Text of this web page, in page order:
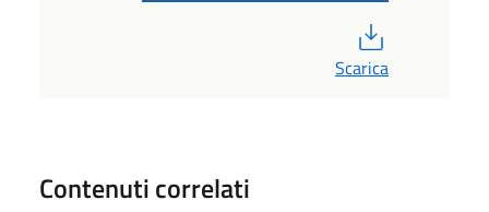
Scarica
Contenuti correlati